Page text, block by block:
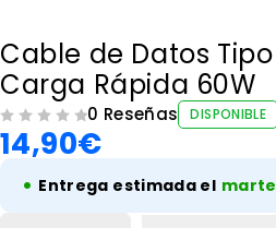
Cable de Datos
Carga Rápida 60W
0 Reseñas DISPONIBLE
14,90€
• Entrega estimada el